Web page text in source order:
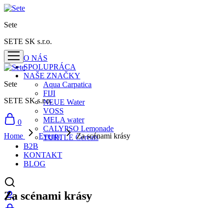
Sete
SETE SK s.r.o.
O NÁS
SPOLUPRÁCA
NAŠE ZNAČKY
Aqua Carpatica
FIJI
NEUE Water
VOSS
MELA water
CALYPSO Lemonade
TURTLE Cereals
B2B
KONTAKT
BLOG
Sete
SETE SK s.r.o.
0
Home
Eventy Za scénami krásy
Za scénami krásy